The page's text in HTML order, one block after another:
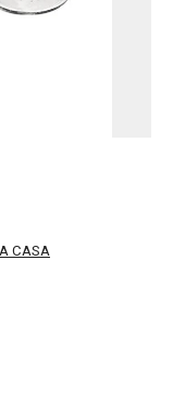
CASA